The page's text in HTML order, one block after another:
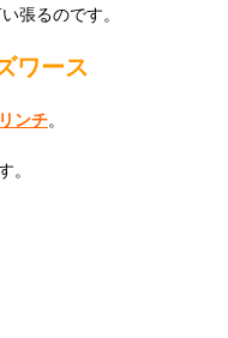
張るのです。
ワース
ンチ。